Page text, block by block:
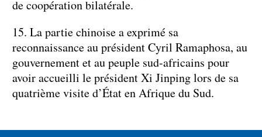
de coopération bilatérale.
15. La partie chinoise a exprimé sa
reconnaissance au président Cyril Ramaphosa, au
gouvernement et au peuple sud-africains pour
avoir accueilli le président Xi Jinping lors de sa
quatrième visite d’État en Afrique du Sud.